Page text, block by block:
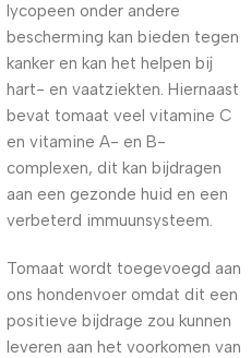
lycopeen onder andere
bescherming kan bieden tegen
kanker en kan het helpen bij
hart- en vaatziekten. Hiernaast
bevat tomaat veel vitamine C
en vitamine A- en B-
complexen, dit kan bijdragen
aan een gezonde huid en een
verbeterd immuunsysteem.
Tomaat wordt toegevoegd aan
ons hondenvoer omdat dit een
positieve bijdrage zou kunnen
leveren aan het voorkomen van